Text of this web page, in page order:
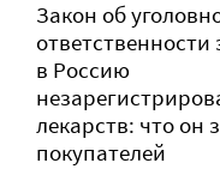
Закон об
ответственности
в Россию
лекарств: что он
покупателей